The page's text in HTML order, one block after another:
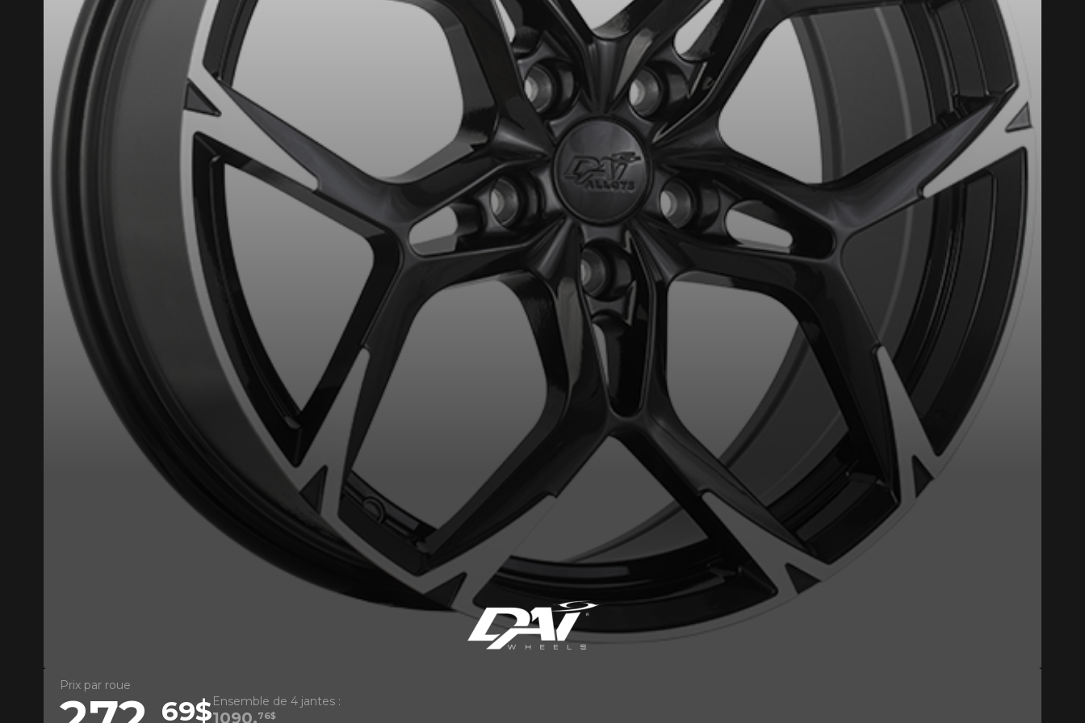
Prix par roue
69$Ensemble de 4 jantes :
1090,76$
VOICI LES DIMENSIONS POUR VOTRE VÉHICULE
Fermer
Que magasinez-vous?
Malheureusement, aucun résultat ne convenant parfaitement à votre recherche n'est disponible en ligne
présentement. Nous aimerions vous aider à trouver le produit qu'il vous faut. N'hésitez pas à contacter notre
service à la clientèle, qui se fera un plaisir de rechercher des options pour votre configuration.
1-866-220-8025
*Attention cette dimension représente une possibilité d'équipement pour votre véhicule, vous devez vérifier l'exactitude de l'information sur votre
véhicule directement avant de commander.